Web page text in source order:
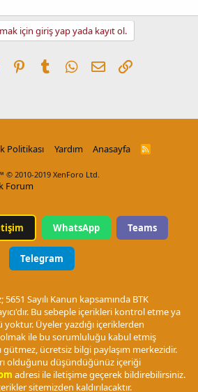
için giriş yap yada kayıt ol.
PinterestTumblrWhatsApp
E-postaLink
Politikası Yardım Anasayfa
R
© 2010-2019 XenForo Ltd.
Forum
WhatsApp Teams
Telegram
Sayılı Kanun kapsamında BTK
Bu sebeple içerikleri kontrol etme ya
Üyeler yazdığı içeriklerden
ile bu sorumluluğu kabul etmiş
gütmez, ücretsiz bilgi paylaşım merkezidir.
olduğunu düşündüğünüz içeriği
adresi ile iletişime geçerek bildirebilirsiniz.
sitemizden kaldırılacaktır.